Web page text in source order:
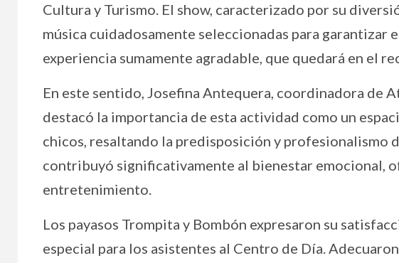
Cultura y Turismo. El show, caracterizado por su
música cuidadosamente seleccionadas para garantizar
experiencia sumamente agradable, que quedará en el
En este sentido, Josefina Antequera, coordinadora de
destacó la importancia de esta actividad como un
chicos, resaltando la predisposición y profesionalismo
contribuyó significativamente al bienestar emocional,
entretenimiento.
Los payasos Trompita y Bombón expresaron su
especial para los asistentes al Centro de Día.